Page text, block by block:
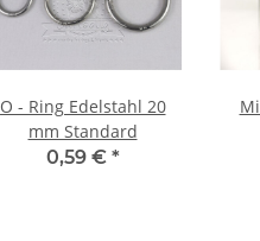
O - Ring Edelstahl 20
mm Standard
0,59 € *